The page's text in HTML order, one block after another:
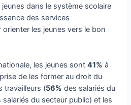
dans le système scolaire
des services
les jeunes vers le bon
les jeunes sont41% à
de les former au droit du
travailleurs (56% des salariés du
salariés du secteur public) et les